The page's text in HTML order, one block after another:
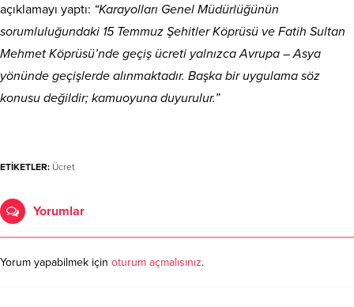
açıklamayı yaptı: “Karayolları Genel Müdürlüğünün
sorumluluğundaki 15 Temmuz Şehitler Köprüsü ve Fatih Sultan
Mehmet Köprüsü’nde geçiş ücreti yalnızca Avrupa – Asya
yönünde geçişlerde alınmaktadır. Başka bir uygulama söz
konusu değildir; kamuoyuna duyurulur.”
ETİKETLER: Ücret
Yorumlar
Yorum yapabilmek için oturum açmalısınız.